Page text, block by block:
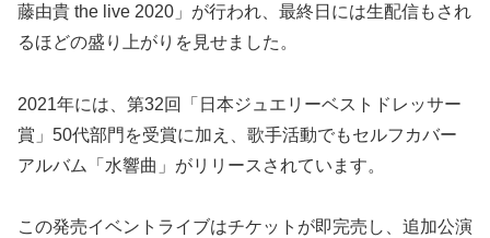
藤由貴 the live 2020」が行われ、最終日には生配信もされ
るほどの盛り上がりを見せました。
2021年には、第32回「日本ジュエリーベストドレッサー
賞」50代部門を受賞に加え、歌手活動でもセルフカバー
アルバム「水響曲」がリリースされています。
この発売イベントライブはチケットが即完売し、追加公演